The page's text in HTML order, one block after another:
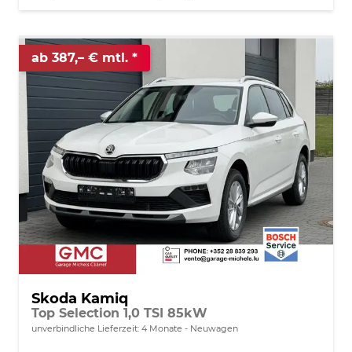
ab 387,– € mtl.
Skoda Kamiq
Top Selection 1,0 TSI 85kW
unverbindliche Lieferzeit: 4 Monate Neuwagen